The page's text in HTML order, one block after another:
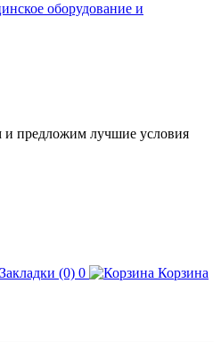
оборудование и
и предложим лучшие условия
0
Корзина